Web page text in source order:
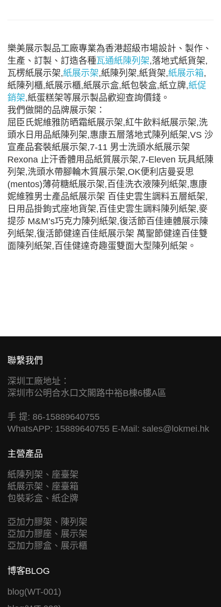
樂美展示製品工廠專業為香港超級市場設計、製作、
生產、訂製、訂造各種瓦通紙陳列架,落地式紙貨架,
瓦楞紙展示架,紙展示架,紙陳列架,紙貨架,紙展示箱,
紙陳列櫃,紙展示櫃,紙展示盒,紙包裝盒,紙立牌,紙促
銷架,紙蛋糕架等展示製品歡迎查詢價錢。
我們做開的品牌展示架：
屈臣氏妮維雅防晒霜紙展示架,紅牛飲料紙展示架,洗
頭水日用品紙陳列架,惠康五層落地式陳列紙架,VS 沙
宣產品套裝紙展示架,7-11 男士洗頭水紙展示架
Rexona 止汗香體用品紙質展示架,7-Eleven 玩具紙陳
列架,洗頭水帶腳輪木質展示架,OK便利店曼妥思
(mentos)薄荷糖紙展示架,百佳洗衣液陳列紙架,惠康
妮維雅男士產品紙展示架 百佳史雲生調料五層紙架,
日用品掛鉤式座地貨架,百佳史雲生調料陳列紙架,麥
提莎 M&M’s巧克力陳列紙架,復活節百佳連體展示陳
列紙架,復活節健達百佳紙展示架 萬聖節健達百佳雙
面陳列紙架,百佳健達奇趣蛋雙面大型陳列紙架。
聯繫我們
深圳工廠地址：
深圳市公明合水口文閣路中裕B棟6樓A區
手 提: 86-15889640755
WhatsAPP: 15889640755 E-Mail: sales@lokmei.hk
主營產品
紙陳列架、座臺架
紙展示架、座臺箱
包裝彩盒、紙企牌
亞加力膠架、陳列架
亞加力膠座、展示架
亞加力膠盒、展示櫃
博客BLOG
blog(WT-001)